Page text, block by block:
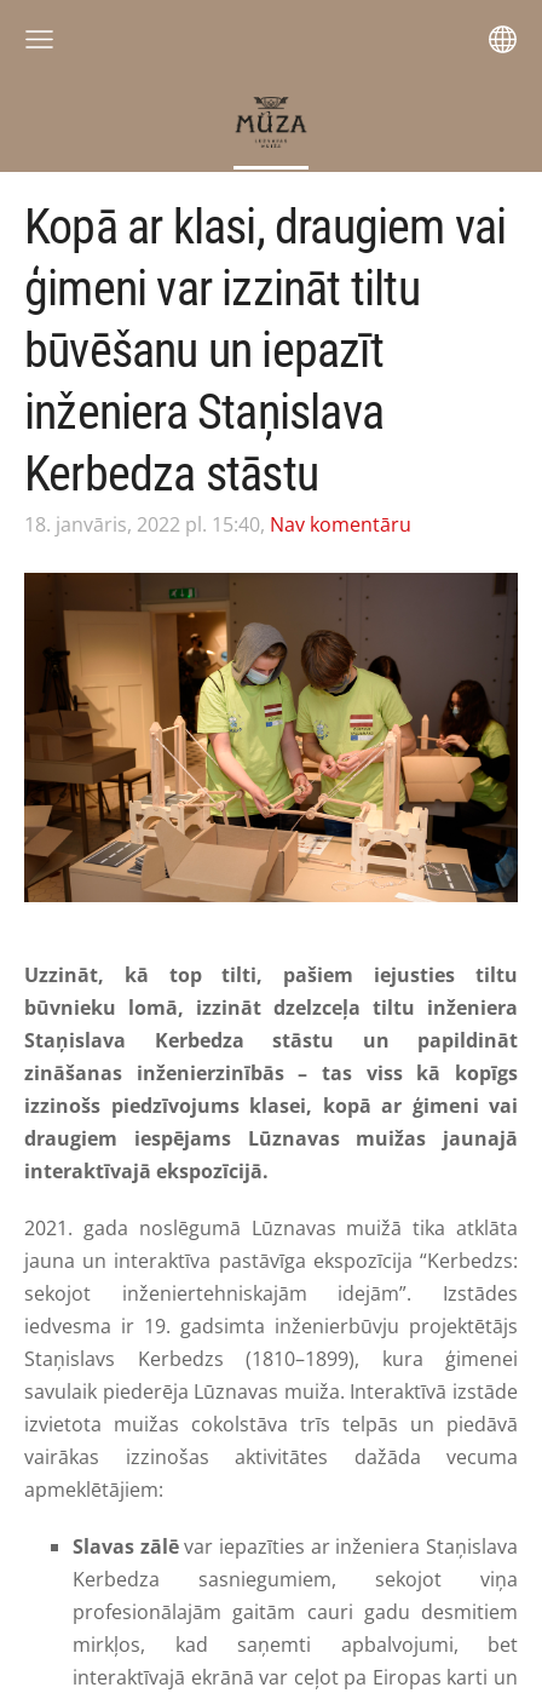
Kopā ar klasi, draugiem vai
ģimeni var izzināt tiltu
būvēšanu un iepazīt
inženiera Staņislava
Kerbedza stāstu
18. janvāris, 2022 pl. 15:40, Nav komentāru
Uzzināt, kā top tilti, pašiem iejusties tiltu
būvnieku lomā, izzināt dzelzceļa tiltu inženiera
Staņislava Kerbedza stāstu un papildināt
zināšanas inženierzinībās – tas viss kā kopīgs
izzinošs piedzīvojums klasei, kopā ar ģimeni vai
draugiem iespējams Lūznavas muižas jaunajā
interaktīvajā ekspozīcijā.
2021. gada noslēgumā Lūznavas muižā tika atklāta
jauna un interaktīva pastāvīga ekspozīcija “Kerbedzs:
sekojot inženiertehniskajām idejām”. Izstādes
iedvesma ir 19. gadsimta inženierbūvju projektētājs
Staņislavs Kerbedzs (1810–1899), kura ģimenei
savulaik piederēja Lūznavas muiža. Interaktīvā izstāde
izvietota muižas cokolstāva trīs telpās un piedāvā
vairākas izzinošas aktivitātes dažāda vecuma
apmeklētājiem:
Slavas zālēvar iepazīties ar inženiera Staņislava
Kerbedza sasniegumiem, sekojot viņa
profesionālajām gaitām cauri gadu desmitiem
mirkļos, kad saņemti apbalvojumi, bet
interaktīvajā ekrānā var ceļot pa Eiropas karti un